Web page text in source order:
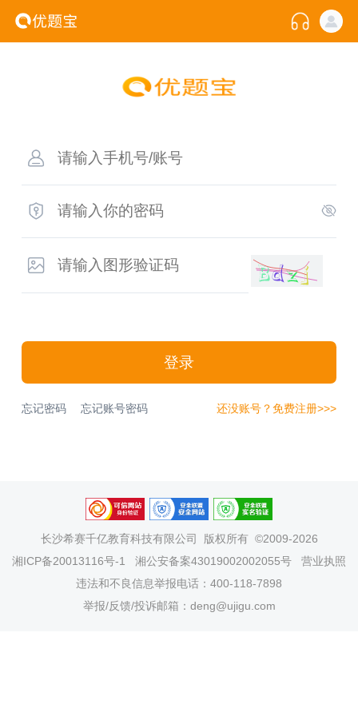
登录
忘记密码 忘记账号密码 还没账号？免费注册>>>
长沙希赛千亿教育科技有限公司
版权所有 ©2009-2026
湘ICP备20013116号-1
湘公安备案43019002002055号
营业执照
违法和不良信息举报电话：400-118-7898
举报/反馈/投诉邮箱：deng@ujigu.com